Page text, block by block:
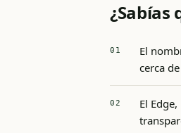
¿Sabías
El
cerca
El